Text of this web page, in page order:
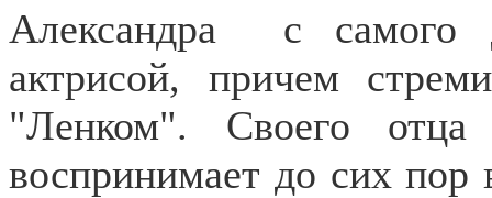
Александра
с самого
актрисой, причем
"Ленком". Своего
воспринимает до сих пор